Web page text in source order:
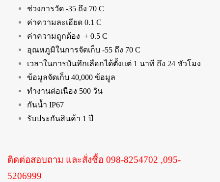
ช่วงการวัด -35 ถึง 70 C
ค่าความละเอียด 0.1 C
ค่าความถูกต้อง + 0.5 C
อุณหภูมิในการจัดเก็บ -55 ถึง 70 C
เวลาในการบันทึกเลือกได้ตั้งแต่ 1 นาที ถึง 24 ชัวโมง
ข้อมูลจัดเก็บ 40,000 ข้อมูล
ทำงานต่อเนือง 500 วัน
กันน้ำ IP67
รับประกันสินค้า 1 ปี
ติดต่อสอบถาม และสั่งชื้อ 098-8254702 ,095-
5206999